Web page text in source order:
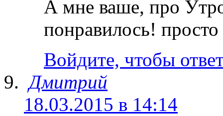
А мне ваше, про
понравилось!
Войдите, чтобы
Дмитрий
18.03.2015 в 14:14